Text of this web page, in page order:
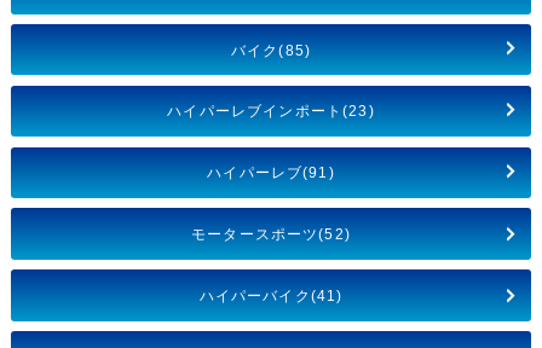
バイク(85)
ハイパーレブインポート(23)
ハイパーレブ(91)
モータースポーツ(52)
ハイパーバイク(41)